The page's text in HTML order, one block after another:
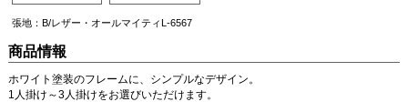
張地：B/レザー・オールマイティL-6567
商品情報
ホワイト塗装のフレームに、シンプルなデザイン。
1人掛け～3人掛けをお選びいただけます。